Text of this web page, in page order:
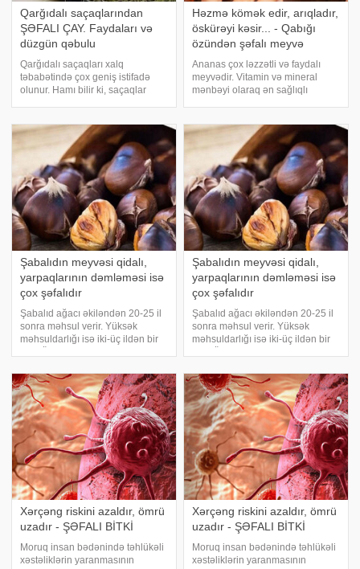
Qarğıdalı saçaqlarından
ŞƏFALI ÇAY. Faydaları və
düzgün qəbulu
Qarğıdalı saçaqları xalq
təbabətində çox geniş istifadə
olunur. Hamı bilir ki, saçaqlar
zamanı çox faydalıdır. Lakin
kalsium, kalium, maqnezium,
fitonsid, antioksidantlarl
Həzmə kömək edir, arıqladır,
öskürəyi kəsir... - Qabığı
özündən şəfalı meyvə
Ananas çox ləzzətli və faydalı
meyvədir. Vitamin və mineral
mənbəyi olaraq ən sağlıqlı
meyvəsində deyil, qabığında da
çox miqdarda var. ananas
qabığında olan heyrətami
Şabalıdın meyvəsi qidalı,
yarpaqlarının dəmləməsi isə
çox şəfalıdır
Şabalıd ağacı əkiləndən 20-25 il
sonra məhsul verir. Yüksək
məhsuldarlığı isə iki-üç ildən bir
və qidalı meyvəsinə, yüksək
keyfiyyətli oduncağına gör
Şabalıdın meyvəsi qidalı,
yarpaqlarının dəmləməsi isə
çox şəfalıdır
Şabalıd ağacı əkiləndən 20-25 il
sonra məhsul verir. Yüksək
məhsuldarlığı isə iki-üç ildən bir
AZƏRTAC-a istinadən bildirir ki,
dadlı və qidalı meyvəsinə
Xərçəng riskini azaldır, ömrü
uzadır - ŞƏFALI BİTKİ
Moruq insan bədənində təhlükəli
xəstəliklərin yaranmasının
Xərçəng riskini azaldır, ömrü
uzadır - ŞƏFALI BİTKİ
Moruq insan bədənində təhlükəli
xəstəliklərin yaranmasının